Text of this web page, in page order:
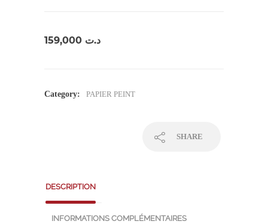
د.ت
Category: PAPIER PEINT
SHARE
DESCRIPTION
INFORMATIONS COMPLÉMENTAIRES